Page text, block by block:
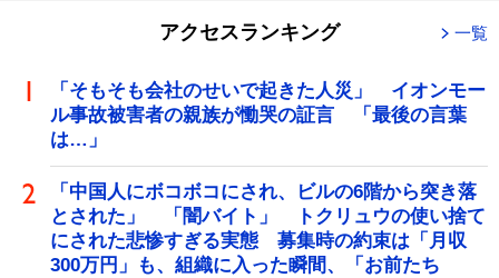
アクセスランキング 一覧
「そもそも会社のせいで起きた人災」 イオンモー
ル事故被害者の親族が慟哭の証言 「最後の言葉
は…」
「中国人にボコボコにされ、ビルの6階から突き落
とされた」 「闇バイト」 トクリュウの使い捨て
にされた悲惨すぎる実態 募集時の約束は「月収
300万円」も、組織に入った瞬間、「お前たち